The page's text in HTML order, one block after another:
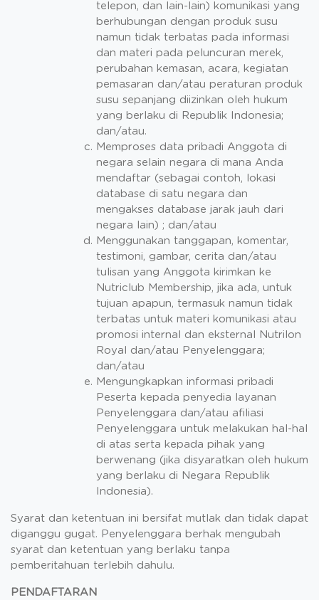
telepon, dan lain-lain) komunikasi yang
berhubungan dengan produk susu
namun tidak terbatas pada informasi
dan materi pada peluncuran merek,
perubahan kemasan, acara, kegiatan
pemasaran dan/atau peraturan produk
susu sepanjang diizinkan oleh hukum
yang berlaku di Republik Indonesia;
dan/atau.
Memproses data pribadi Anggota di
negara selain negara di mana Anda
mendaftar (sebagai contoh, lokasi
database di satu negara dan
mengakses database jarak jauh dari
negara lain) ; dan/atau
Menggunakan tanggapan, komentar,
testimoni, gambar, cerita dan/atau
tulisan yang Anggota kirimkan ke
Nutriclub Membership, jika ada, untuk
tujuan apapun, termasuk namun tidak
terbatas untuk materi komunikasi atau
promosi internal dan eksternal Nutrilon
Royal dan/atau Penyelenggara;
dan/atau
Mengungkapkan informasi pribadi
Peserta kepada penyedia layanan
Penyelenggara dan/atau afiliasi
Penyelenggara untuk melakukan hal-hal
di atas serta kepada pihak yang
berwenang (jika disyaratkan oleh hukum
yang berlaku di Negara Republik
Indonesia).
Syarat dan ketentuan ini bersifat mutlak dan tidak dapat
diganggu gugat. Penyelenggara berhak mengubah
syarat dan ketentuan yang berlaku tanpa
pemberitahuan terlebih dahulu.
PENDAFTARAN